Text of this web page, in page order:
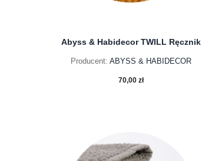
Abyss & Habidecor TWILL Ręcznik
Producent: ABYSS & HABIDECOR
70,00 zł
do koszyka